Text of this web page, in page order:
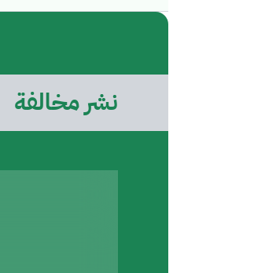
نشر مخالفة